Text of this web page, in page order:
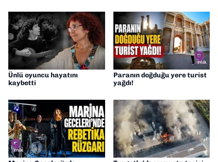
Ünlü oyuncu hayatını
kaybetti
Paranın doğduğu yere turist
yağdı!